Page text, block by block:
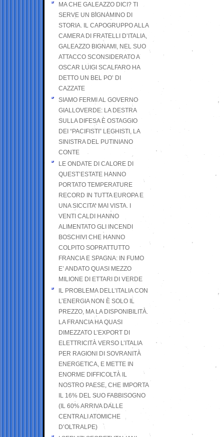
MA CHE GALEAZZO DICI? TI
SERVE UN BIGNAMINO DI
STORIA. IL CAPOGRUPPO ALLA
CAMERA DI FRATELLI D’ITALIA,
GALEAZZO BIGNAMI, NEL SUO
ATTACCO SCONSIDERATO A
OSCAR LUIGI SCALFARO HA
DETTO UN BEL PO’ DI
CAZZATE
SIAMO FERMI AL GOVERNO
GIALLOVERDE: LA DESTRA
SULLA DIFESA È OSTAGGIO
DEI “PACIFISTI” LEGHISTI, LA
SINISTRA DEL PUTINIANO
CONTE
LE ONDATE DI CALORE DI
QUEST’ESTATE HANNO
PORTATO TEMPERATURE
RECORD IN TUTTA EUROPA E
UNA SICCITA’ MAI VISTA. I
VENTI CALDI HANNO
ALIMENTATO GLI INCENDI
BOSCHIVI CHE HANNO
COLPITO SOPRATTUTTO
FRANCIA E SPAGNA: IN FUMO
E’ ANDATO QUASI MEZZO
MILIONE DI ETTARI DI VERDE
IL PROBLEMA DELL’ITALIA CON
L’ENERGIA NON È SOLO IL
PREZZO, MA LA DISPONIBILITÀ.
LA FRANCIA HA QUASI
DIMEZZATO L’EXPORT DI
ELETTRICITÀ VERSO L’ITALIA
PER RAGIONI DI SOVRANITÀ
ENERGETICA, E METTE IN
ENORME DIFFICOLTÀ IL
NOSTRO PAESE, CHE IMPORTA
IL 16% DEL SUO FABBISOGNO
(IL 60% ARRIVA DALLE
CENTRALI ATOMICHE
D’OLTRALPE)